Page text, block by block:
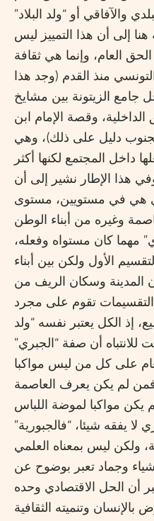
والآفاقي أو “ولد البلاد”
هنا إلى أن هذا التمييز ليس
العام، وإنما هي ثقافة
منذ القدم (وجد هذا
جامع الزيتونة بين مشايخ
وقصة الإمام ابن
دليل على ذلك)، وهي
داخل المجتمع لكنها أكثر
هذا الإطار نشير إلى أن
هي في مستويين، مستوى
وغيره من أبناء الوطن
مهما كان مستواه وفعله،
الأول ولكن بين أبناء
المدينة وسكان الريف من
التقسيمات تقوم على مجرد
إذ الكل يعتبر نفسه “ولد
للانتباه أن صفة “الجبري”
على كل من ليس مواكبا
لم يكن يعرف العاصمة
يكن مواكبا لموضة اللباس
لا يفقه شيئا، “فالجبورية”
ولكن ليس بمعناه العلمي
وجماد تعبر بوضوح عن
أن الحل الاقتصادي وحده
وتنميته الثقافية